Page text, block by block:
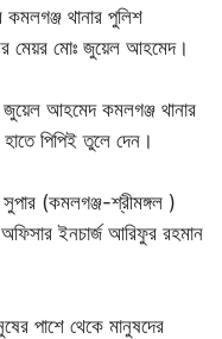
থানার পুলিশ
মেয়র মোঃ জুয়েল আহমেদ।
আহমেদ কমলগঞ্জ থানার
পিপিই তুলে দেন।
(কমলগঞ্জ-শ্রীমঙ্গল )
ইনচার্জ আরিফুর রহমান
পাশে থেকে মানুষদের